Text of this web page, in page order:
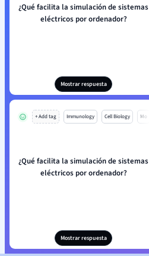
¿Qué facilita la simulación de sistemas
eléctricos por ordenador?
Mostrar respuesta
+ Add tag Immunology Cell Biology Mo
¿Qué facilita la simulación de sistemas
eléctricos por ordenador?
Mostrar respuesta